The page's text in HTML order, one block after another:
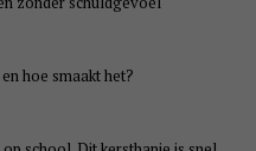
hoe smaakt het?